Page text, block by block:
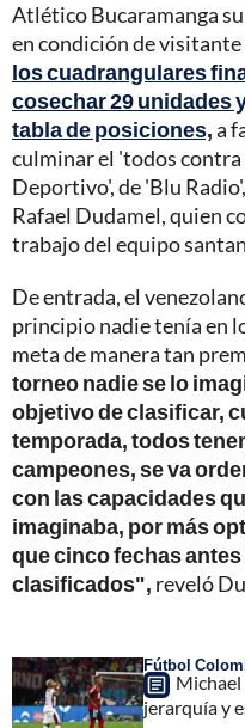
Atlético Bucaramanga
en condición de visitante
los cuadrangulares
cosechar 29 unidades
tabla de posiciones,a
culminar el 'todos contra
Deportivo', de 'Blu
Rafael Dudamel, quien
trabajo del equipo
De entrada, el
principio nadie tenía en
meta de manera tan
torneo nadie se lo
objetivo de clasificar,
temporada, todos
campeones, se va
con las capacidades
imaginaba, por más
que cinco fechas
clasificados", reveló
Fútbol
Michael
jerarquía y